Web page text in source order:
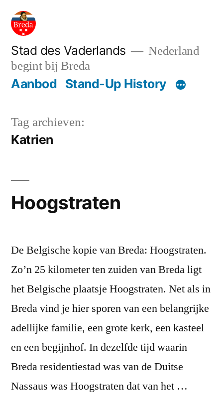
naar
inhoud
Stad des Vaderlands
Nederland
begint bij Breda
Aanbod Stand-Up History
Tag archieven:
Katrien
Hoogstraten
De Belgische kopie van Breda: Hoogstraten.
Zo’n 25 kilometer ten zuiden van Breda ligt
het Belgische plaatsje Hoogstraten. Net als in
Breda vind je hier sporen van een belangrijke
adellijke familie, een grote kerk, een kasteel
en een begijnhof. In dezelfde tijd waarin
Breda residentiestad was van de Duitse
Nassaus was Hoogstraten dat van het …